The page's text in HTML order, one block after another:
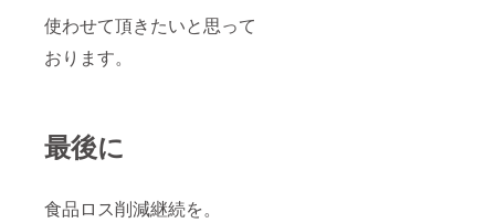
使わせて頂きたいと思って
おります。
最後に
食品ロス削減継続を。